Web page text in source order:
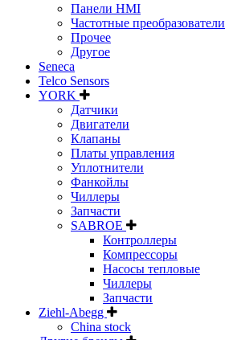
Панели HMI
Частотные преобразователи
Прочее
Другое
Seneca
Telco Sensors
YORK
Датчики
Двигатели
Клапаны
Платы управления
Уплотнители
Фанкойлы
Чиллеры
Запчасти
SABROE
Контроллеры
Компрессоры
Насосы тепловые
Чиллеры
Запчасти
Ziehl-Abegg
China stock